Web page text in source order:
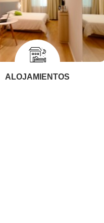
ALOJAMIENTOS